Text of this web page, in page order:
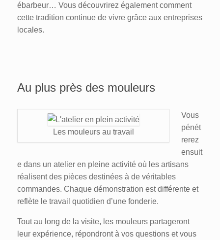
ébarbeur… Vous découvrirez également comment
cette tradition continue de vivre grâce aux entreprises
locales.
Au plus près des mouleurs
Les mouleurs au travail
Vous
pénét
rerez
ensuit
e dans un atelier en pleine activité où les artisans
réalisent des pièces destinées à de véritables
commandes. Chaque démonstration est différente et
reflète le travail quotidien d’une fonderie.
Tout au long de la visite, les mouleurs partageront
leur expérience, répondront à vos questions et vous